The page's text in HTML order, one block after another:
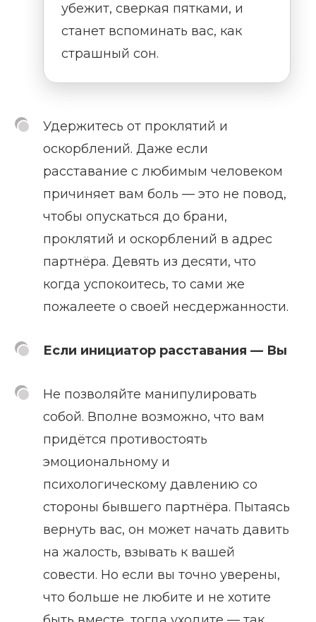
убежит, сверкая пятками, и
станет вспоминать вас, как
страшный сон.
Удержитесь от проклятий и
оскорблений. Даже если
расставание с любимым человеком
причиняет вам боль — это не повод,
чтобы опускаться до брани,
проклятий и оскорблений в адрес
партнёра. Девять из десяти, что
когда успокоитесь, то сами же
пожалеете о своей несдержанности.
Если инициатор расставания — Вы
Не позволяйте манипулировать
собой. Вполне возможно, что вам
придётся противостоять
эмоциональному и
психологическому давлению со
стороны бывшего партнёра. Пытаясь
вернуть вас, он может начать давить
на жалость, взывать к вашей
совести. Но если вы точно уверены,
что больше не любите и не хотите